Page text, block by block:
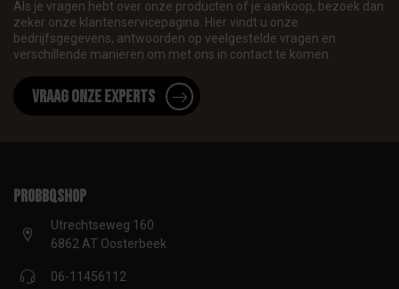
Als je vragen hebt over onze producten of je aankoop, bezoek dan
zeker onze klantenservicepagina. Hier vindt u onze
bedrijfsgegevens, antwoorden op veelgestelde vragen en
verschillende manieren om met ons in contact te komen.
Vraag onze experts
proBBQshop
Utrechtseweg 160
6862 AT Oosterbeek
06-11456112